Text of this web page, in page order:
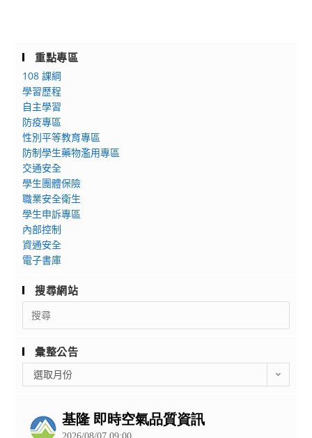
重點專區
108 課綱
學習歷程
自主學習
防疫專區
性別平等教育專區
防制學生藥物濫用專區
交通安全
學生團體保險
職業安全衛生
學生申訴專區
內部控制
資通安全
電子書庫
搜尋網站
Search
for:
彙整公告
整
選取月份